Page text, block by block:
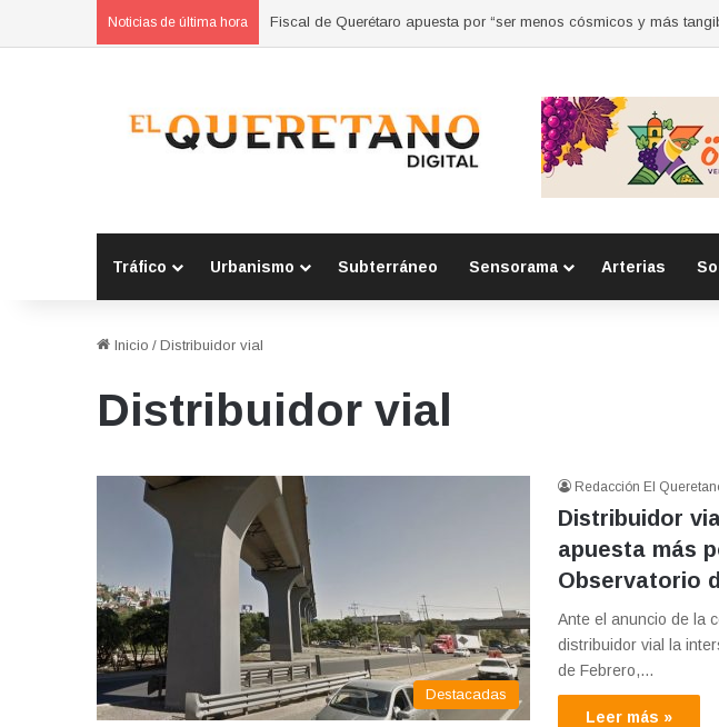
Noticias de última hora Fiscal de Querétaro apuesta por “ser menos cósmicos y más
Tráfico Urbanismo Subterráneo Sensorama Arterias
Inicio / Distribuidor vial
Distribuidor vial
Destacadas
Redacción El
Distribuidor
apuesta más
Observatorio
Ante el anuncio de la
distribuidor vial la
de Febrero,…
Leer más »